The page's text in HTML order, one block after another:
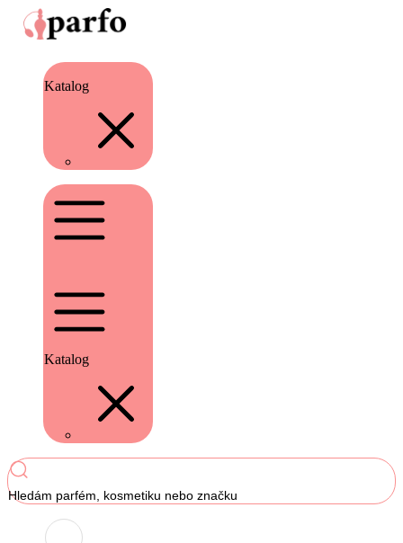
Katalog
Katalog
Hledám parfém, kosmetiku nebo značku